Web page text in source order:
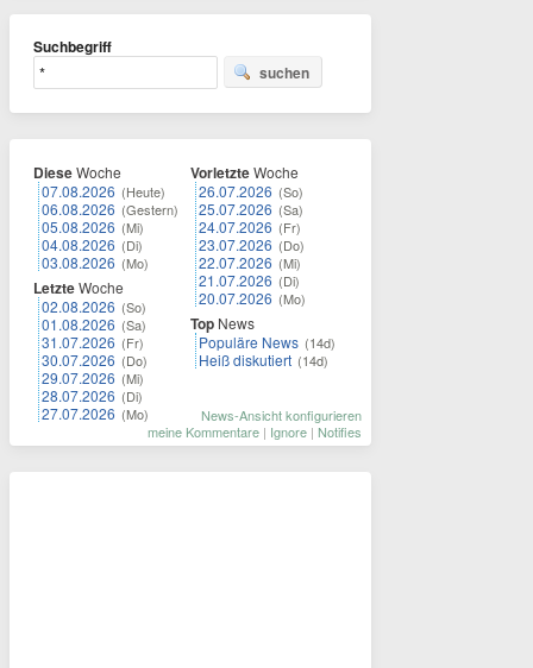
Suchbegriff
suchen
DieseWoche
07.08.2026 (Heute)
06.08.2026 (Gestern)
05.08.2026 (Mi)
04.08.2026 (Di)
03.08.2026 (Mo)
LetzteWoche
02.08.2026 (So)
01.08.2026 (Sa)
31.07.2026 (Fr)
30.07.2026 (Do)
29.07.2026 (Mi)
28.07.2026 (Di)
27.07.2026 (Mo)
VorletzteWoche
26.07.2026 (So)
25.07.2026 (Sa)
24.07.2026 (Fr)
23.07.2026 (Do)
22.07.2026 (Mi)
21.07.2026 (Di)
20.07.2026 (Mo)
Top News
Populäre News (14d)
Heiß diskutiert (14d)
News-Ansicht konfigurieren
meine Kommentare | Ignore | Notifies